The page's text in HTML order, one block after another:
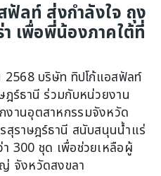
ลท์ ส่งกำลังใจ ถุง
เพื่อพี่น้องภาคใต้ที่
บริษัท ทิปโก้แอสฟัลท์
ฎร์ธานี ร่วมกับหน่วยงาน
งานอุตสาหกรรมจังหวัด
สุราษฎร์ธานี สนับสนุนน้ำแร่
300 ชุด เพื่อช่วยเหลือผู้
จังหวัดสงขลา